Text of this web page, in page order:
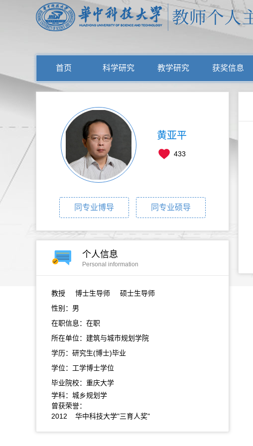
首页 科学研究 教学研究 获奖信息
黄亚平
433
同专业博导 同专业硕导
个人信息
Personal information
教授
博士生导师 硕士生导师
性别：男
在职信息：在职
所在单位：建筑与城市规划学院
学历：研究生(博士)毕业
学位：工学博士学位
毕业院校：重庆大学
学科：城乡规划学
曾获荣誉：
2012 华中科技大学"三育人奖"